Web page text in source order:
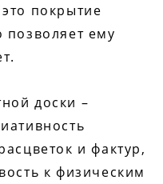
покрытие
ему
доски –
и фактур,
к физическим